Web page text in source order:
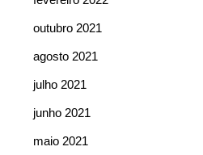
outubro 2021
agosto 2021
julho 2021
junho 2021
maio 2021